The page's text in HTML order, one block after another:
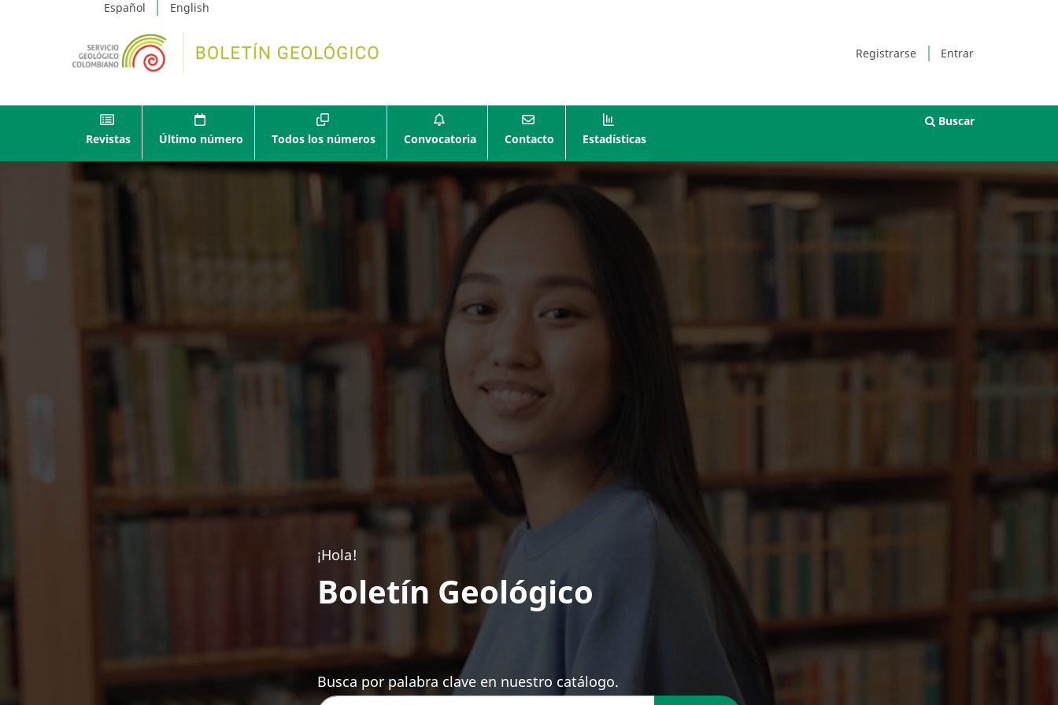
Español English
Registrarse Entrar
Revistas Último número Todos los números Convocatoria Contacto Estadísticas
Buscar
¡Hola!
Boletín Geológico
Busca por palabra clave en nuestro catálogo.